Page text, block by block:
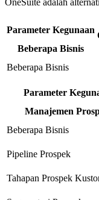
Parameter Kegunaan
Beberapa Bisnis
Beberapa Bisnis
Parameter
Manajemen
Beberapa Bisnis
Pipeline Prospek
Tahapan Prospek